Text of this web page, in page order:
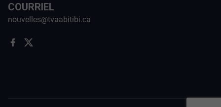
COURRIEL
nouvelles@tvaabitibi.ca